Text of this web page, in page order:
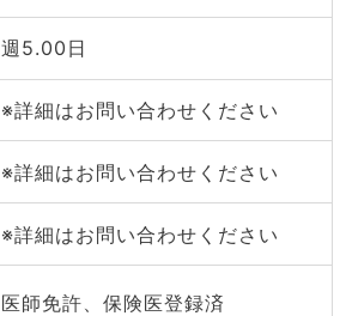
週5.00日
※詳細はお問い合わせください
※詳細はお問い合わせください
※詳細はお問い合わせください
医師免許、保険医登録済